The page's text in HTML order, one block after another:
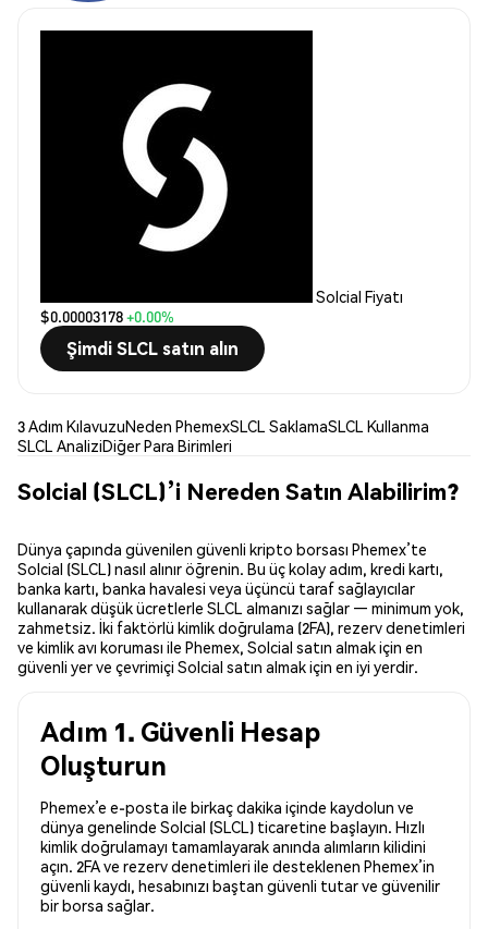
Solcial Fiyatı
$0.00003178+0.00%
Şimdi SLCL satın alın
3 Adım KılavuzuNeden PhemexSLCL SaklamaSLCL Kullanma
SLCL AnaliziDiğer Para Birimleri
Solcial (SLCL)’i Nereden Satın Alabilirim?
Dünya çapında güvenilen güvenli kripto borsası Phemex’te
Solcial (SLCL) nasıl alınır öğrenin. Bu üç kolay adım, kredi kartı,
banka kartı, banka havalesi veya üçüncü taraf sağlayıcılar
kullanarak düşük ücretlerle SLCL almanızı sağlar — minimum yok,
zahmetsiz. İki faktörlü kimlik doğrulama (2FA), rezerv denetimleri
ve kimlik avı koruması ile Phemex, Solcial satın almak için en
güvenli yer ve çevrimiçi Solcial satın almak için en iyi yerdir.
Adım 1. Güvenli Hesap
Oluşturun
Phemex’e e-posta ile birkaç dakika içinde kaydolun ve
dünya genelinde Solcial (SLCL) ticaretine başlayın. Hızlı
kimlik doğrulamayı tamamlayarak anında alımların kilidini
açın. 2FA ve rezerv denetimleri ile desteklenen Phemex’in
güvenli kaydı, hesabınızı baştan güvenli tutar ve güvenilir
bir borsa sağlar.